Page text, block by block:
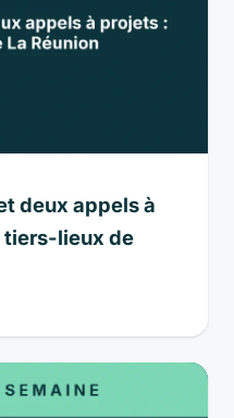
deux appels à
tiers-lieux de